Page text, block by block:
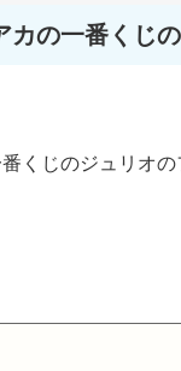
カの一番くじ
くじのジュリオの